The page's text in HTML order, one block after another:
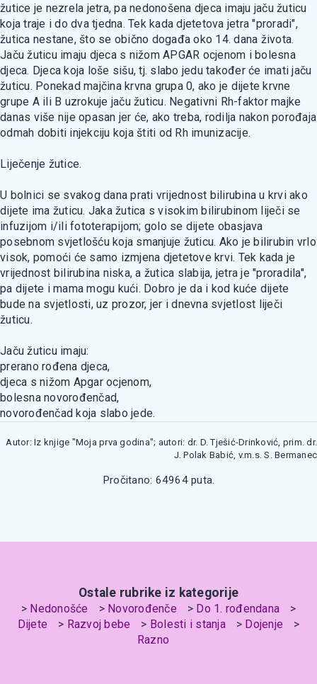
žutice je nezrela jetra, pa nedonošena djeca imaju jaču žuticu
koja traje i do dva tjedna. Tek kada djetetova jetra "proradi",
žutica nestane, što se obično događa oko 14. dana života.
Jaču žuticu imaju djeca s nižom APGAR ocjenom i bolesna
djeca. Djeca koja loše sišu, tj. slabo jedu također će imati jaču
žuticu. Ponekad majčina krvna grupa 0, ako je dijete krvne
grupe A ili B uzrokuje jaču žuticu. Negativni Rh-faktor majke
danas više nije opasan jer će, ako treba, rodilja nakon porođaja
odmah dobiti injekciju koja štiti od Rh imunizacije.
Liječenje žutice.
U bolnici se svakog dana prati vrijednost bilirubina u krvi ako
dijete ima žuticu. Jaka žutica s visokim bilirubinom liječi se
infuzijom i/ili fototerapijom; golo se dijete obasjava
posebnom svjetlošću koja smanjuje žuticu. Ako je bilirubin vrlo
visok, pomoći će samo izmjena djetetove krvi. Tek kada je
vrijednost bilirubina niska, a žutica slabija, jetra je "proradila",
pa dijete i mama mogu kući. Dobro je da i kod kuće dijete
bude na svjetlosti, uz prozor, jer i dnevna svjetlost liječi
žuticu.
Jaču žuticu imaju:
prerano rođena djeca,
djeca s nižom Apgar ocjenom,
bolesna novorođenčad,
novorođenčad koja slabo jede.
Autor: Iz knjige "Moja prva godina"; autori: dr. D. Tješić-Drinković, prim. dr.
J. Polak Babić, v.m.s. S. Bermanec
Pročitano: 64964 puta.
Ostale rubrike iz kategorije
Nedonošće Novorođenče
Do 1. rođendana
Dijete
Razvoj bebe Bolesti i stanja
Dojenje
Razno